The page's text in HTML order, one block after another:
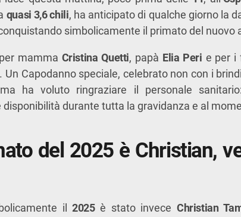
quasi 3,6 chili, ha anticipato di qualche giorno la
simbolicamente il primato del nuovo
mamma Cristina Quetti, papà Elia Peri e per i
Un Capodanno speciale, celebrato non con i
ha voluto ringraziare il personale
durante tutta la gravidanza e al
del 2025 è Christian,
il2025è stato invece Christian